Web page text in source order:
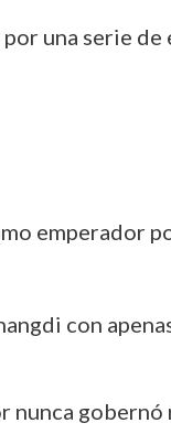
una serie
emperador
con
nunca